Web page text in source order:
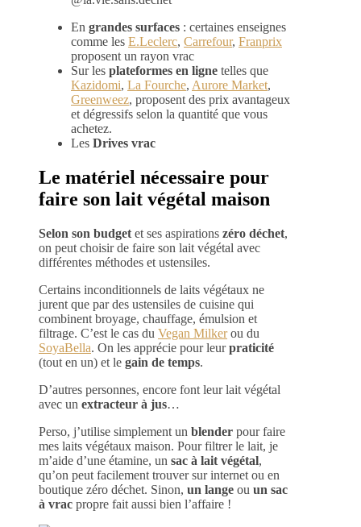
En grandes surfaces : certaines enseignes
comme les E.Leclerc, Carrefour, Franprix
proposent un rayon vrac
Sur les plateformes en ligne telles que
Kazidomi, La Fourche, Aurore Market,
Greenweez, proposent des prix avantageux
et dégressifs selon la quantité que vous
achetez.
Les Drives vrac
Le matériel nécessaire pour
faire son lait végétal maison
Selon son budget et ses aspirations zéro déchet,
on peut choisir de faire son lait végétal avec
différentes méthodes et ustensiles.
Certains inconditionnels de laits végétaux ne
jurent que par des ustensiles de cuisine qui
combinent broyage, chauffage, émulsion et
filtrage. C’est le cas du Vegan Milkerou du
SoyaBella. On les apprécie pour leurpraticité
(tout en un) et le gain de temps.
D’autres personnes, encore font leur lait végétal
avec un extracteur à jus…
Perso, j’utilise simplement un blender pour faire
mes laits végétaux maison. Pour filtrer le lait, je
m’aide d’une étamine, un sac à lait végétal,
qu’on peut facilement trouver sur internet ou en
boutique zéro déchet. Sinon, un lange ou un sac
à vrac propre fait aussi bien l’affaire !